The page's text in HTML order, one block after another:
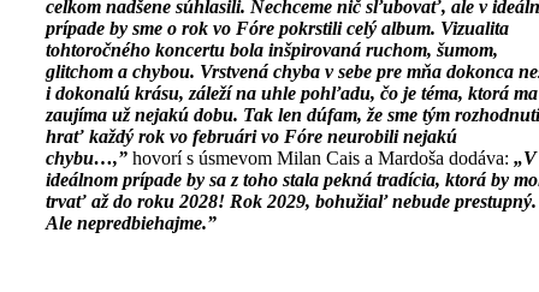
celkom nadšene súhlasili. Nechceme nič sľubovať, ale v
prípade by sme o rok vo Fóre pokrstili celý album. Vizualita
tohtoročného koncertu bola inšpirovaná ruchom, šumom,
glitchom a chybou. Vrstvená chyba v sebe pre mňa dokonca
i dokonalú krásu, záleží na uhle pohľadu, čo je téma, ktorá ma
zaujíma už nejakú dobu. Tak len dúfam, že sme tým
hrať každý rok vo februári vo Fóre neurobili nejakú
chybu…,” hovorí s úsmevom Milan Cais a Mardoša dodáva: „V
ideálnom prípade by sa z toho stala pekná tradícia, ktorá by
trvať až do roku 2028! Rok 2029, bohužiaľ nebude prestupný.
Ale nepredbiehajme.”